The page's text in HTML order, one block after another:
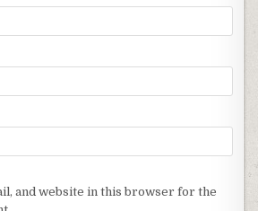
and website in this browser for the